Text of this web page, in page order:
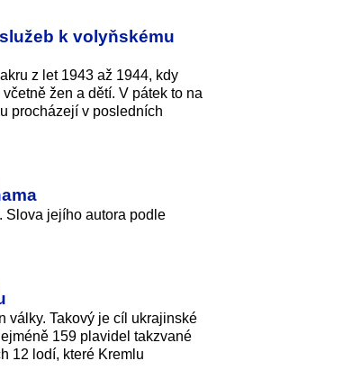
k volyňskému
z let 1943 až 1944, kdy
žen a dětí. V pátek to na
procházejí v posledních
Slova jejího autora podle
války. Takový je cíl ukrajinské
159 plavidel takzvané
12 lodí, které Kremlu